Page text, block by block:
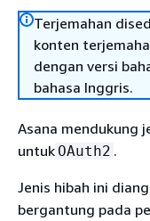
Terjemahan
konten
dengan versi
bahasa Inggris.
Asana mendukung
untuk OAuth2 .
Jenis hibah ini
bergantung pada